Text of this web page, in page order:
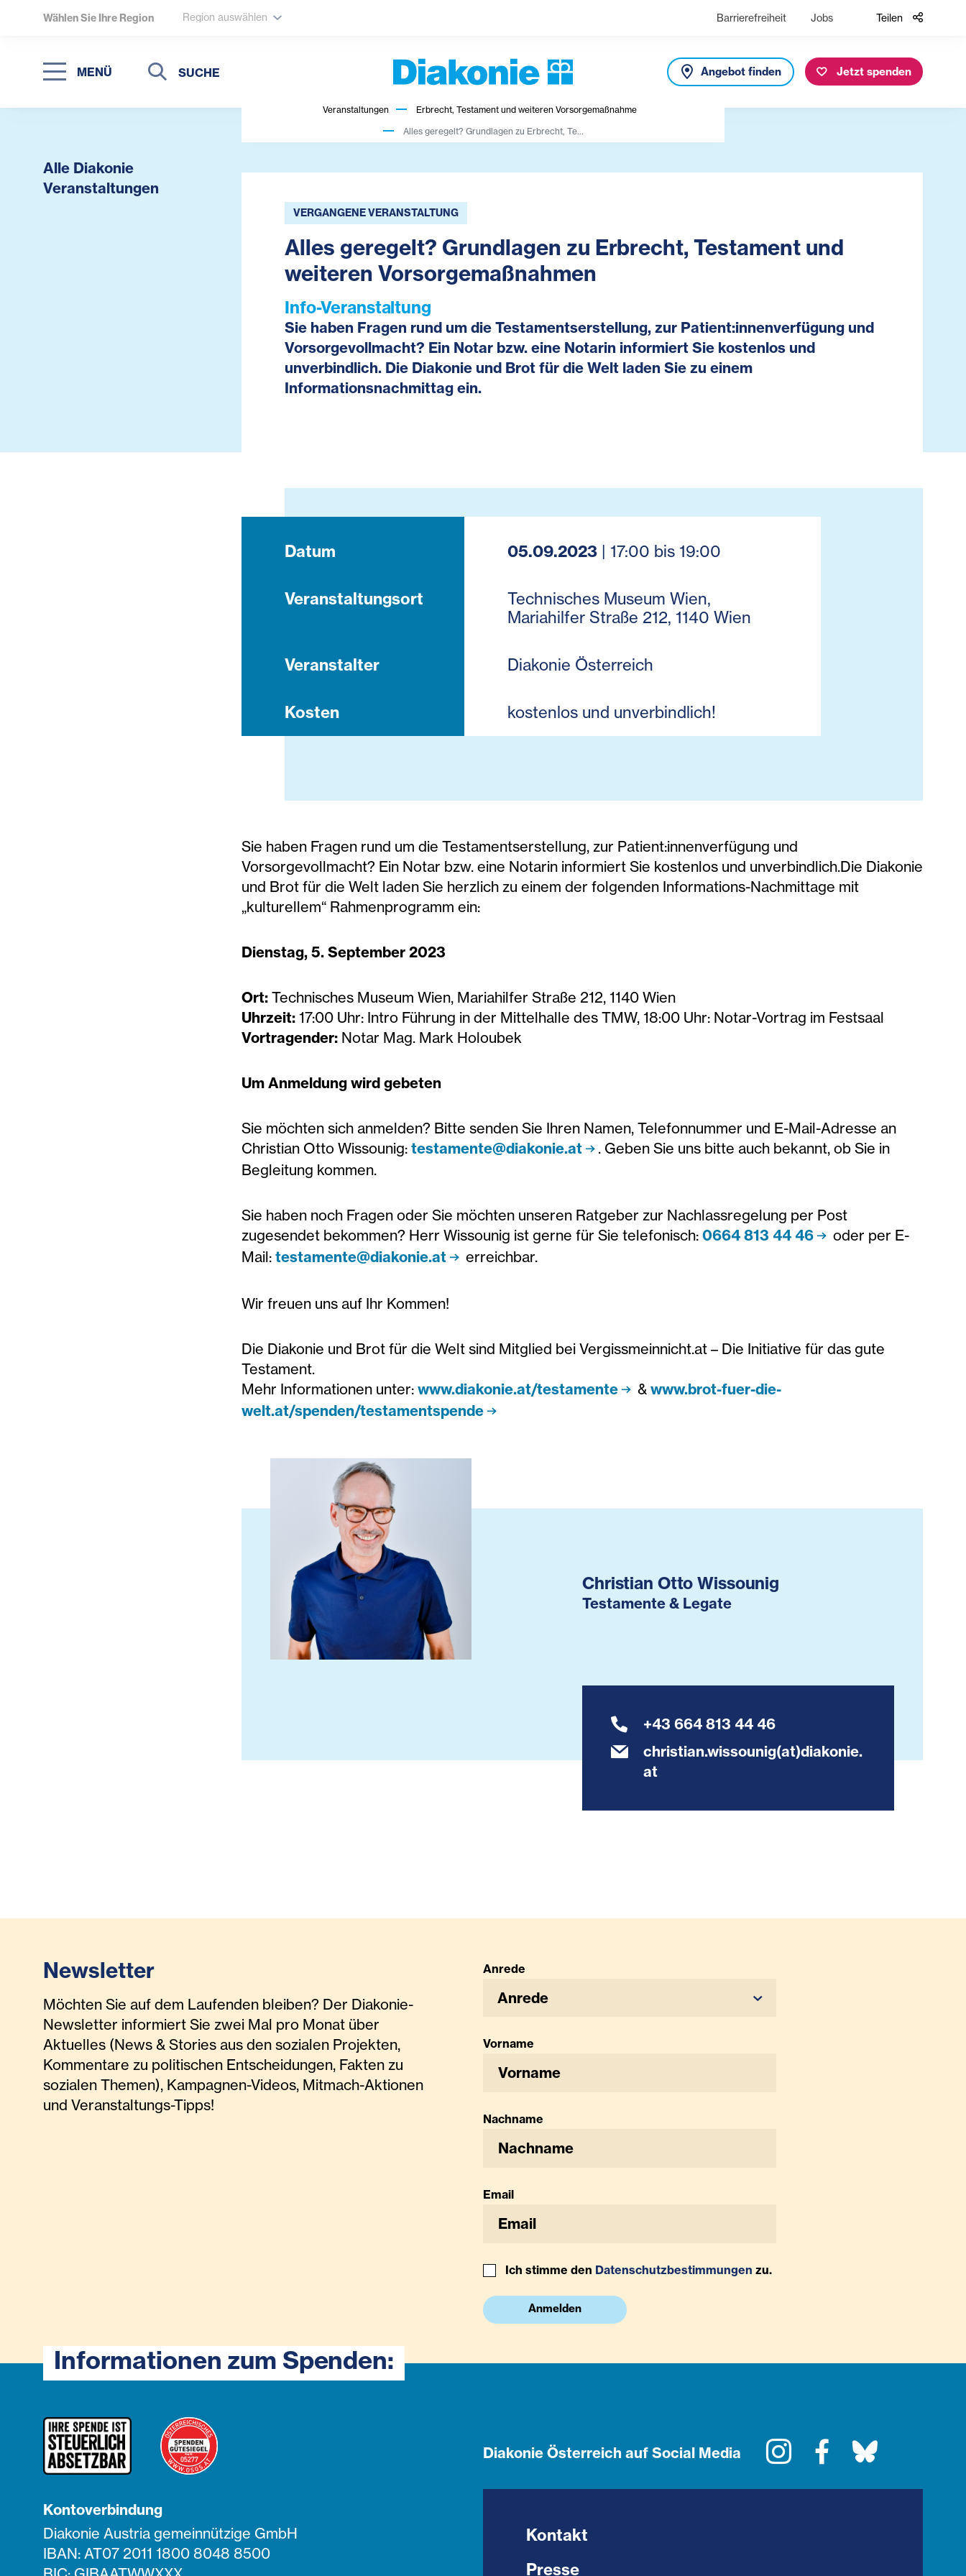
Wählen Sie Ihre Region Region auswählen Barrierefreiheit Jobs Teilen
MENÜ
Suche
Suche
Angebot finden Jetzt spenden
Veranstaltungen
Erbrecht, Testament und weiteren Vorsorgemaßnahme
Alles geregelt? Grundlagen zu Erbrecht, Te...
Alle Diakonie
Veranstaltungen
VERGANGENE VERANSTALTUNG
Alles geregelt? Grundlagen zu Erbrecht, Testament und
weiteren Vorsorgemaßnahmen
Info-Veranstaltung
Sie haben Fragen rund um die Testamentserstellung, zur Patient:innenverfügung und
Vorsorgevollmacht? Ein Notar bzw. eine Notarin informiert Sie kostenlos und
unverbindlich. Die Diakonie und Brot für die Welt laden Sie zu einem
Informationsnachmittag ein.
Datum 05.09.2023 | 17:00 bis 19:00
Veranstaltungsort
Technisches Museum Wien,
Mariahilfer Straße 212, 1140 Wien
Veranstalter Diakonie Österreich
Kosten kostenlos und unverbindlich!
Sie haben Fragen rund um die Testamentserstellung, zur Patient:innenverfügung und
Vorsorgevollmacht? Ein Notar bzw. eine Notarin informiert Sie kostenlos und unverbindlich.Die Diakonie
und Brot für die Welt laden Sie herzlich zu einem der folgenden Informations-Nachmittage mit
„kulturellem“ Rahmenprogramm ein:
Dienstag, 5. September 2023
Ort: Technisches Museum Wien, Mariahilfer Straße 212, 1140 Wien
Uhrzeit: 17:00 Uhr: Intro Führung in der Mittelhalle des TMW, 18:00 Uhr: Notar-Vortrag im Festsaal
Vortragender: Notar Mag. Mark Holoubek
Um Anmeldung wird gebeten
Sie möchten sich anmelden? Bitte senden Sie Ihren Namen, Telefonnummer und E-Mail-Adresse an
Christian Otto Wissounig: testamente@diakonie.at
. Geben Sie uns bitte auch bekannt, ob Sie in
Begleitung kommen.
Sie haben noch Fragen oder Sie möchten unseren Ratgeber zur Nachlassregelung per Post
zugesendet bekommen? Herr Wissounig ist gerne für Sie telefonisch: 0664 813 44 46
oder per E-
Mail: testamente@diakonie.at erreichbar.
Wir freuen uns auf Ihr Kommen!
Die Diakonie und Brot für die Welt sind Mitglied bei Vergissmeinnicht.at – Die Initiative für das gute
Testament.
Mehr Informationen unter: www.diakonie.at/testamente & www.brot-fuer-die-
welt.at/spenden/testamentspende
Christian Otto Wissounig
Testamente & Legate
+43 664 813 44 46
christian.wissounig(at)diakonie.
at
Newsletter
Möchten Sie auf dem Laufenden bleiben? Der Diakonie-
Newsletter informiert Sie zwei Mal pro Monat über
Aktuelles (News & Stories aus den sozialen Projekten,
Kommentare zu politischen Entscheidungen, Fakten zu
sozialen Themen), Kampagnen-Videos, Mitmach-Aktionen
und Veranstaltungs-Tipps!
Anrede
Anrede
Vorname
Nachname
Email
Ich stimme den Datenschutzbestimmungen zu.
Anmelden
Informationen zum Spenden:
Kontoverbindung
Diakonie Austria gemeinnützige GmbH
IBAN: AT07 2011 1800 8048 8500
Diakonie Österreich auf Social Media InstagramFacebook
Kontakt
Presse